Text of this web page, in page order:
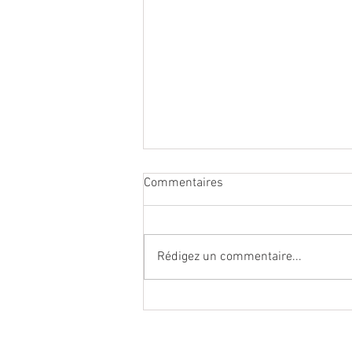
Commentaires
Rédigez un commentaire...